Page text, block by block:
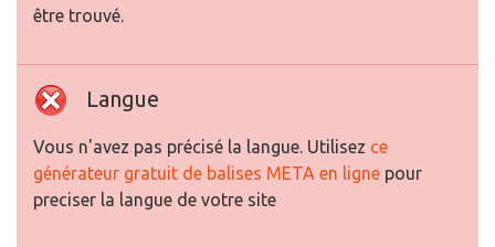
être trouvé.
Langue
Vous n'avez pas précisé la langue. Utilisez ce
générateur gratuit de balises META en ligne pour
preciser la langue de votre site